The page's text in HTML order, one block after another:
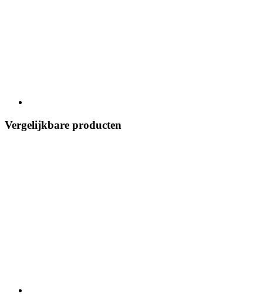
Vergelijkbare producten